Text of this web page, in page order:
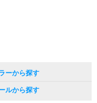
ーから探す
ルから探す